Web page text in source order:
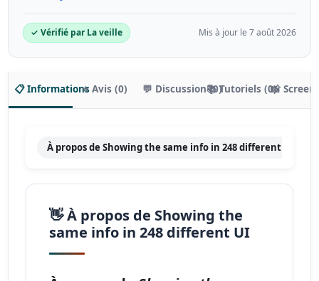
✓ Vérifié par La veille Mis à jour le 7 août 2026
📋 Informations⭐ Avis (0) 💬 Discussion (0)📚 Tutoriels (0)📸
À propos de Showing the same info in 248 different UI
👋 À propos de Showing the
same info in 248 different UI